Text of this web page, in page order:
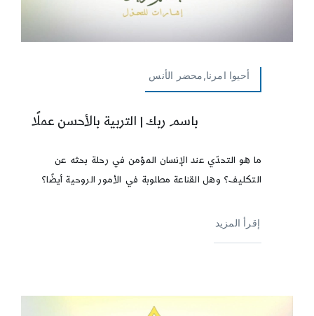
أحيوا امرنا,محضر الأنس
باسم ربك | التربية بالأحسن عملًا
ما هو التحدّي عند الإنسان المؤمن في رحلة بحثه عن
التكليف؟ وهل القناعة مطلوبة في الأمور الروحية أيضًا؟
إقرأ المزيد